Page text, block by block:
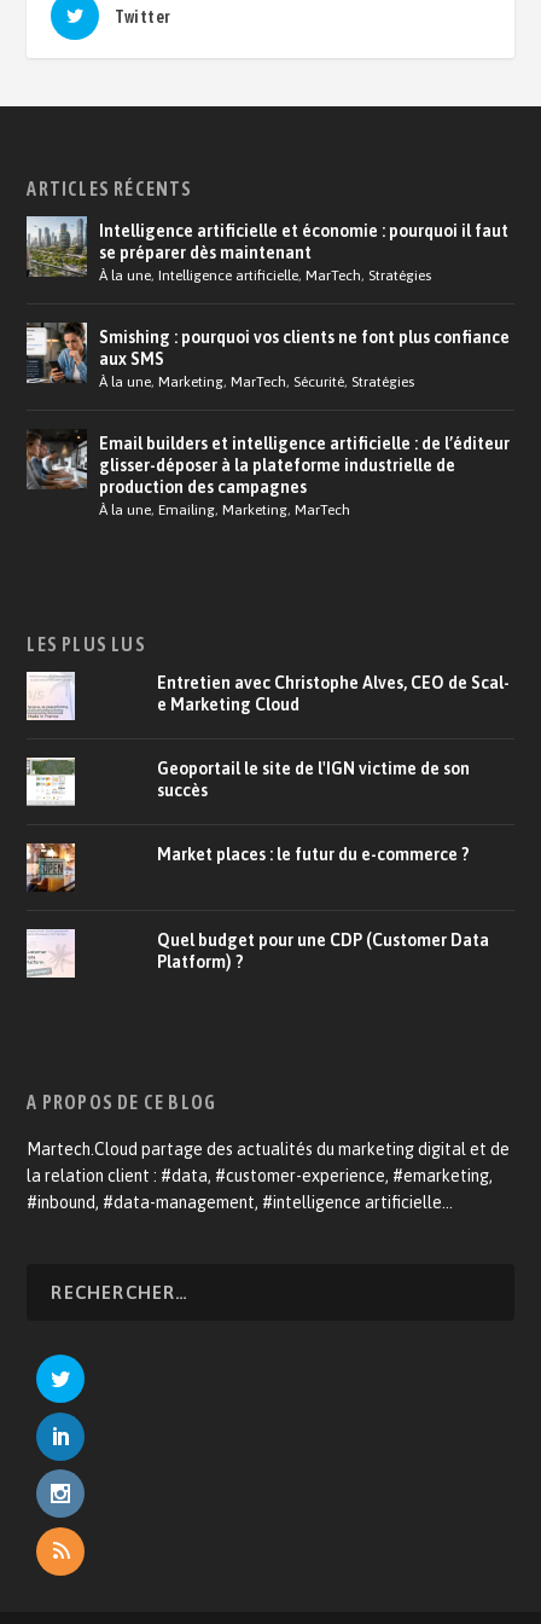
Twitter
ARTICLES RÉCENTS
Intelligence artificielle et économie : pourquoi il faut
se préparer dès maintenant
À la une,Intelligence artificielle,MarTech, Stratégies
Smishing : pourquoi vos clients ne font plus confiance
aux SMS
À la une,Marketing,MarTech, Sécurité, Stratégies
Email builders et intelligence artificielle : de l’éditeur
glisser-déposer à la plateforme industrielle de
production des campagnes
À la une,Emailing,Marketing,MarTech
LES PLUS LUS
Entretien avec Christophe Alves, CEO de Scal-
e Marketing Cloud
Geoportail le site de l'IGN victime de son
succès
Market places : le futur du e-commerce ?
Quel budget pour une CDP (Customer Data
Platform) ?
A PROPOS DE CE BLOG
Martech.Cloud partage des actualités du marketing digital et de
la relation client : #data, #customer-experience, #emarketing,
#inbound, #data-management, #intelligence artificielle…